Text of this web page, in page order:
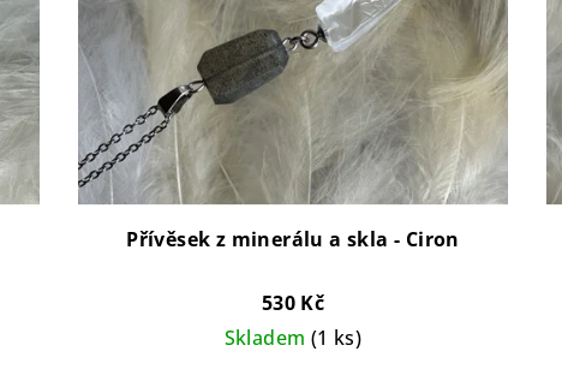
Přívěsek z minerálu a skla - Ciron
530 Kč
Skladem (1 ks)